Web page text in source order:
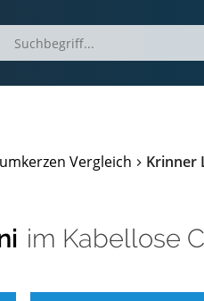
Vergleich Krinner
im Kabellose